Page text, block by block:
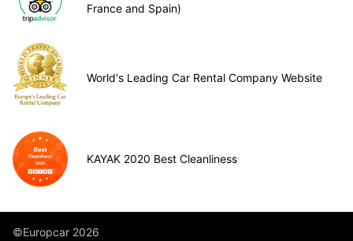
France and Spain)
World's Leading Car Rental Company Website
KAYAK 2020 Best Cleanliness
©Europcar 2026